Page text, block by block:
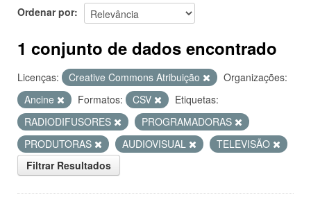
Ordenar por
1 conjunto de dados encontrado
Licenças: Creative Commons Atribuição
Organizações:
Ancine
Formatos: CSV
Etiquetas:
RADIODIFUSORES
PROGRAMADORAS
PRODUTORAS
AUDIOVISUAL
TELEVISÃO
Filtrar Resultados